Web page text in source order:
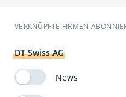
VERKNÜPFTE FIRMEN
DT Swiss AG
News